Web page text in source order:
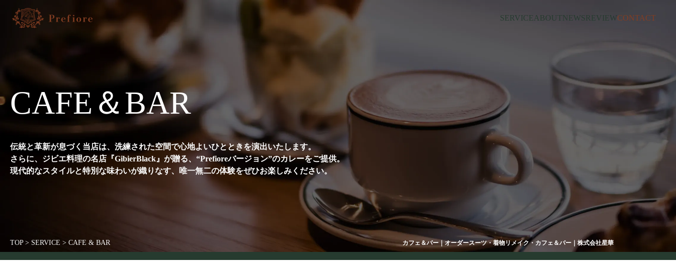
SERVICEABOUTNEWSREVIEWCONTACT
CAFE ＆BAR
伝統と革新が息づく当店は、洗練された空間で心地よいひとときを演出いたします。
さらに、ジビエ料理の名店『GibierBlack』が贈る、“Prefioreバージョン”のカレーをご提供。
現代的なスタイルと特別な味わいが織りなす、唯一無二の体験をぜひお楽しみください。
TOP> SERVICE > CAFE & BAR カフェ＆バー｜オーダースーツ・着物リメイク・カフェ＆バー｜株式会社星華